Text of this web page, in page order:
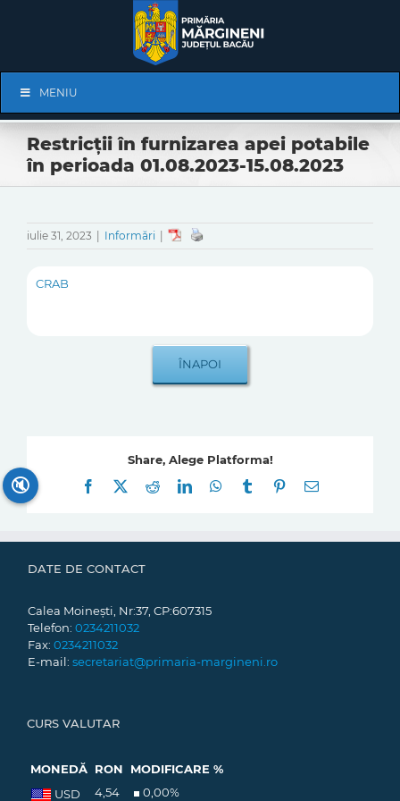
Navigation
MENIU
Restricții în furnizarea apei potabile
în perioada 01.08.2023-15.08.2023
iulie 31, 2023 Informări
CRAB
Share, Alege Platforma!
Facebook
RedditLinkedInWhatsApp
Tumblr Pinterest
E-
DATE DE CONTACT
Calea Moinești, Nr:37, CP:607315
Telefon: 0234211032
Fax: 0234211032
E-mail: secretariat@primaria-margineni.ro
CURS VALUTAR
MONEDĂ RON
MODIFICARE %
USD
4,54 0,00%
🔇